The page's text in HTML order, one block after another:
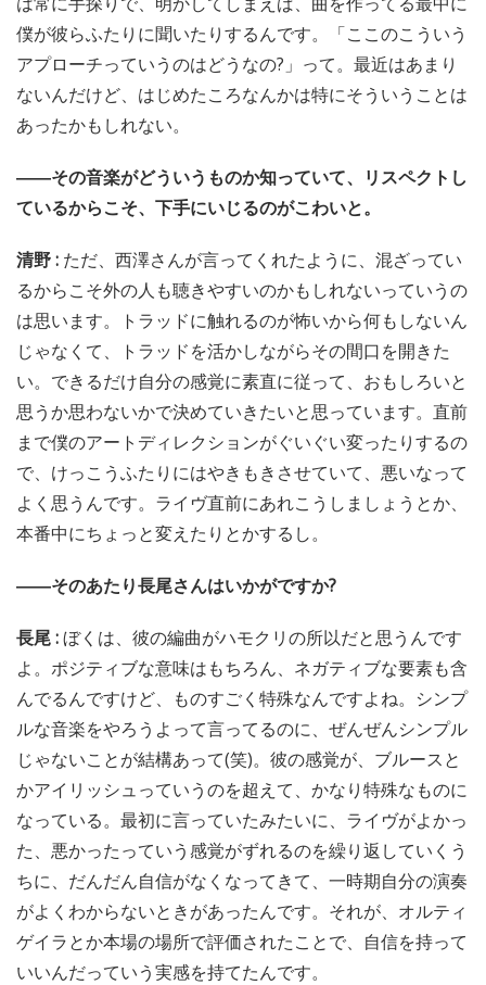
僕が彼らふたりに聞いたりするんです。「ここのこういう
アプローチっていうのはどうなの?」って。最近はあまり
ないんだけど、はじめたころなんかは特にそういうことは
あったかもしれない。
――その音楽がどういうものか知っていて、リスペクトし
ているからこそ、下手にいじるのがこわいと。
清野 : ただ、西澤さんが言ってくれたように、混ざってい
るからこそ外の人も聴きやすいのかもしれないっていうの
は思います。トラッドに触れるのが怖いから何もしないん
じゃなくて、トラッドを活かしながらその間口を開きた
い。できるだけ自分の感覚に素直に従って、おもしろいと
思うか思わないかで決めていきたいと思っています。直前
まで僕のアートディレクションがぐいぐい変ったりするの
で、けっこうふたりにはやきもきさせていて、悪いなって
よく思うんです。ライヴ直前にあれこうしましょうとか、
本番中にちょっと変えたりとかするし。
――そのあたり長尾さんはいかがですか?
長尾 :ぼくは、彼の編曲がハモクリの所以だと思うんです
よ。ポジティブな意味はもちろん、ネガティブな要素も含
んでるんですけど、ものすごく特殊なんですよね。シンプ
ルな音楽をやろうよって言ってるのに、ぜんぜんシンプル
じゃないことが結構あって(笑)。彼の感覚が、ブルースと
かアイリッシュっていうのを超えて、かなり特殊なものに
なっている。最初に言っていたみたいに、ライヴがよかっ
た、悪かったっていう感覚がずれるのを繰り返していくう
ちに、だんだん自信がなくなってきて、一時期自分の演奏
がよくわからないときがあったんです。それが、オルティ
ゲイラとか本場の場所で評価されたことで、自信を持って
いいんだっていう実感を持てたんです。